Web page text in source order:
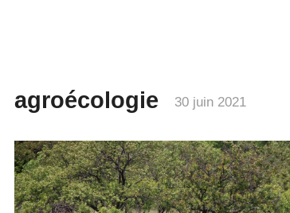
30 juin 2021
agroécologie